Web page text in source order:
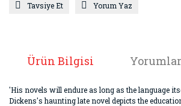
Tavsiye Et Yorum Yaz
Ürün Bilgisi Yorumlar
'His novels will endure as long as the language
Dickens's haunting late novel depicts the